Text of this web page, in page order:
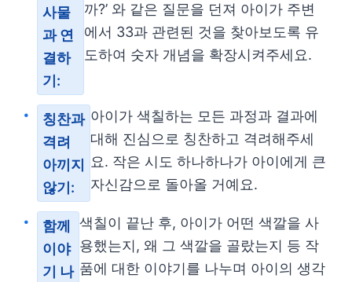
사물
과 연
결하
기:
까?’ 와 같은 질문을 던져 아이가 주변
에서 33과 관련된 것을 찾아보도록 유
도하여 숫자 개념을 확장시켜주세요.
칭찬과
격려
아끼지
않기:
아이가 색칠하는 모든 과정과 결과에
대해 진심으로 칭찬하고 격려해주세
요. 작은 시도 하나하나가 아이에게 큰
자신감으로 돌아올 거예요.
함께
이야
기 나
색칠이 끝난 후, 아이가 어떤 색깔을 사
용했는지, 왜 그 색깔을 골랐는지 등 작
품에 대한 이야기를 나누며 아이의 생각